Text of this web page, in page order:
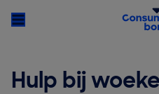
Hulp bij